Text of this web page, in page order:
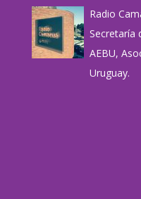
Radio
Secretaría
AEBU,
Uruguay.